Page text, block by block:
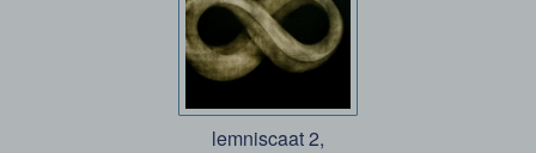
lemniscaat 2,